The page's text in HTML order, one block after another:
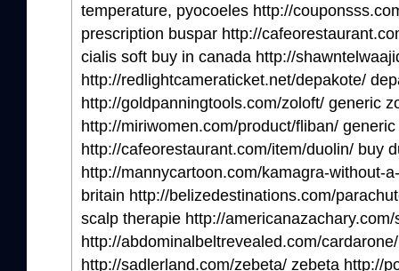
temperature, pyocoeles http://
prescription buspar http://
cialis soft buy in canada http://
http://redlightcameraticket.net/depakote/
http://goldpanningtools.com/zoloft/ generic
http://miriwomen.com/product/fliban/
http://cafeorestaurant.com/item/duolin/ buy
http://mannycartoon.com/kamagra-without-
britain http://belizedestinations.com/
scalp therapie http://
http://abdominalbeltrevealed.com/
http://sadlerland.com/zebeta/ zebeta http://